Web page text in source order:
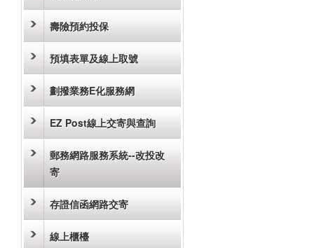
壽險預約投保
預填表單及線上取號
劃撥業務E化服務網
EZ Post線上交寄與查詢
郵務網路服務系統--改投改
寄
存證信函網路交寄
線上櫃檯